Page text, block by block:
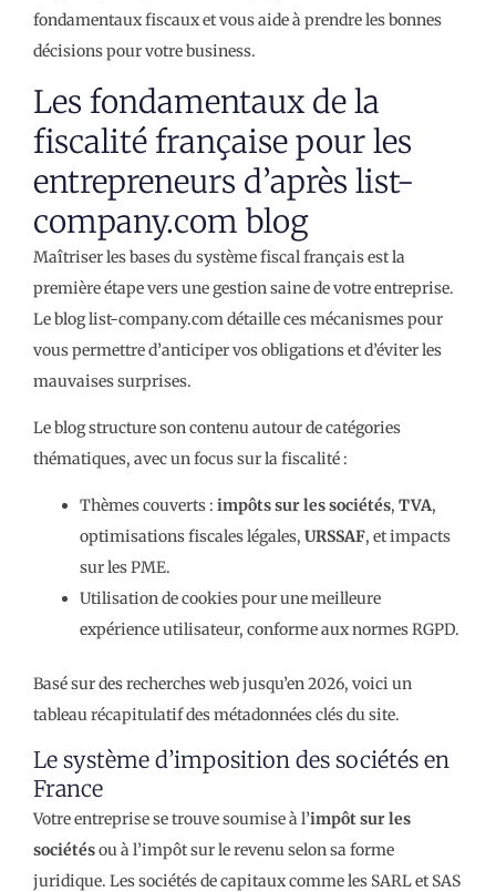
fondamentaux fiscaux et vous aide à prendre les bonnes
décisions pour votre business.
Les fondamentaux de la
fiscalité française pour les
entrepreneurs d’après list-
company.com blog
Maîtriser les bases du système fiscal français est la
première étape vers une gestion saine de votre entreprise.
Le blog list-company.com détaille ces mécanismes pour
vous permettre d’anticiper vos obligations et d’éviter les
mauvaises surprises.
Le blog structure son contenu autour de catégories
thématiques, avec un focus sur la fiscalité :
Thèmes couverts : impôts sur les sociétés, TVA,
optimisations fiscales légales, URSSAF, et impacts
sur les PME.
Utilisation de cookies pour une meilleure
expérience utilisateur, conforme aux normes RGPD.
Basé sur des recherches web jusqu’en 2026, voici un
tableau récapitulatif des métadonnées clés du site.
Le système d’imposition des sociétés en
France
Votre entreprise se trouve soumise à l’impôt sur les
sociétésou à l’impôt sur le revenu selon sa forme
juridique. Les sociétés de capitaux comme les SARL et SAS